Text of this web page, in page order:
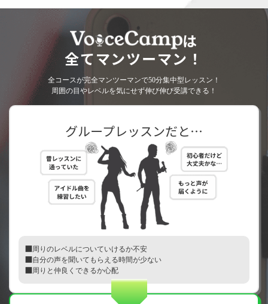
は
全てマンツーマン！
全コースが完全マンツーマンで50分集中型レッスン！
周囲の目やレベルを気にせず伸び伸び受講できる！
グループレッスンだと…
周りのレベルについていけるか不安
自分の声を聞いてもらえる時間が少ない
周りと仲良くできるか心配